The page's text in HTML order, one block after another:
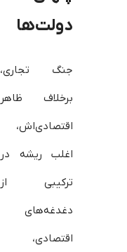
دولت‌ها
جنگ تجاری،
برخلاف ظاهر
اقتصادی‌اش،
اغلب ریشه در
ترکیبی از
دغدغه‌های
اقتصادی،